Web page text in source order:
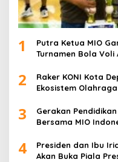
1
Putra Ketua MIO
Turnamen Bola Voli
2
Raker KONI Kota
Ekosistem
3
Gerakan
Bersama MIO
4
Presiden dan Ibu
Akan Buka Piala